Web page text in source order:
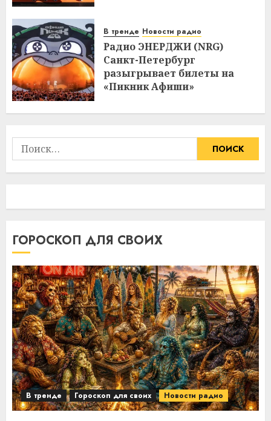
В тренде Новости радио
Радио ЭНЕРДЖИ (NRG)
Санкт-Петербург
разыгрывает билеты на
«Пикник Афиши»
Найти:
ГОРОСКОП ДЛЯ СВОИХ
В тренде Гороскоп для своих Новости радио